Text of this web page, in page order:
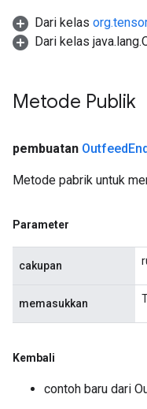
Dari kelas
Dari kelas
Metode Publik
pembuatan Outfeed
Metode pabrik untuk
Parameter
cakupan
memasukkan
Kembali
contoh baru dari